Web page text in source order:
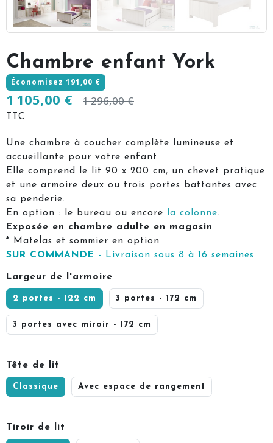
Chambre enfant York
Économisez 191,00 €
1 105,00 € 1 296,00 €
TTC
Une chambre à coucher complète lumineuse et
accueillante pour votre enfant.
Elle comprend le lit 90 x 200 cm, un chevet pratique
et une armoire deux ou trois portes battantes avec
sa penderie.
En option : le bureau ou encore
la colonne.
Exposée en chambre adulte en magasin
* Matelas et sommier en option
SUR COMMANDE - Livraison sous 8 à 16 semaines
Largeur de l'armoire
2 portes - 122 cm 3 portes - 172 cm
3 portes avec miroir - 172 cm
Tête de lit
Classique Avec espace de rangement
Tiroir de lit